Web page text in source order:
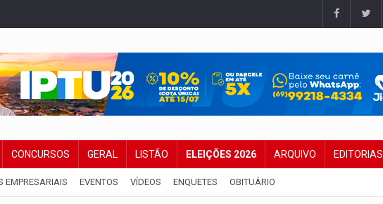
CONCURSOS GERAL LISTÃO ELEIÇÕES 2026 ARQUIVO EDITORIAS
EMPRESARIAIS EVENTOS VÍDEOS ENQUETES OBITUÁRIO